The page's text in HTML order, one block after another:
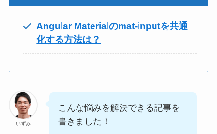
Angular Materialのmat-inputを共通
化する方法は？
いずみ
こんな悩みを解決できる記事を
書きました！